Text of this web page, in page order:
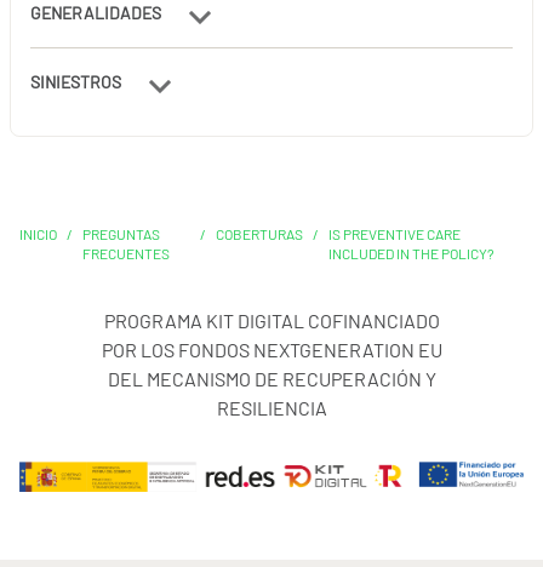
GENERALIDADES
SINIESTROS
INICIO /
PREGUNTAS
FRECUENTES
/ COBERTURAS /
IS PREVENTIVE CARE
INCLUDED IN THE POLICY?
PROGRAMA KIT DIGITAL COFINANCIADO
POR LOS FONDOS NEXTGENERATION EU
DEL MECANISMO DE RECUPERACIÓN Y
RESILIENCIA